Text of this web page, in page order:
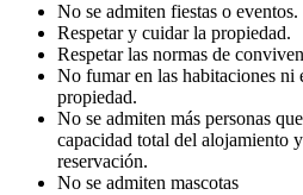
No se admiten fiestas o eventos.
Respetar y cuidar la propiedad.
Respetar las normas de
No fumar en las habitaciones ni
propiedad.
No se admiten más personas
capacidad total del alojamiento
reservación.
No se admiten mascotas